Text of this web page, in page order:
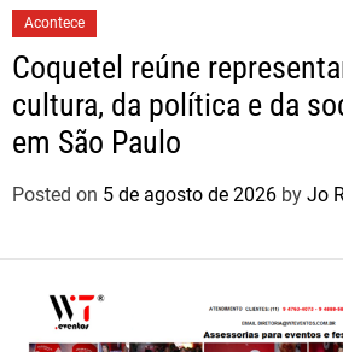
Acontece
Coquetel reúne
cultura, da política e da
em São Paulo
Posted on 5 de agosto de 2026 by Jo